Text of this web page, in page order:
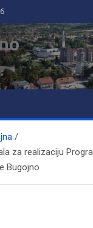
za realizaciju
Bugojno